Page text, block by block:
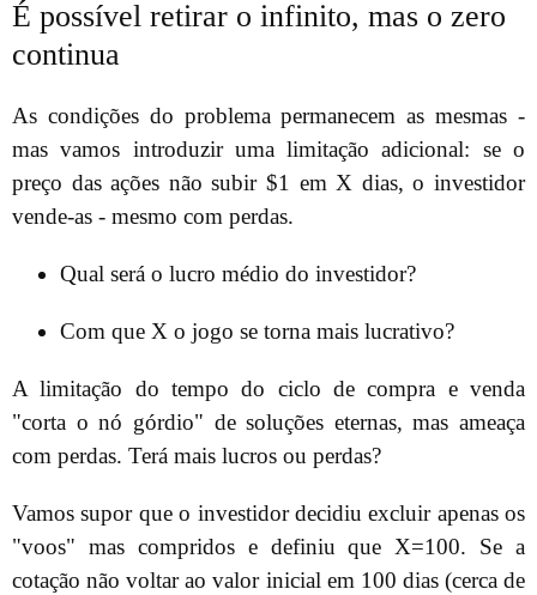
É possível retirar o infinito, mas o zero
continua
As condições do problema permanecem as mesmas -
mas vamos introduzir uma limitação adicional: se o
preço das ações não subir $1 em X dias, o investidor
vende-as - mesmo com perdas.
Qual será o lucro médio do investidor?
Com que X o jogo se torna mais lucrativo?
A limitação do tempo do ciclo de compra e venda
"corta o nó górdio" de soluções eternas, mas ameaça
com perdas. Terá mais lucros ou perdas?
Vamos supor que o investidor decidiu excluir apenas os
"voos" mas compridos e definiu que X=100. Se a
cotação não voltar ao valor inicial em 100 dias (cerca de